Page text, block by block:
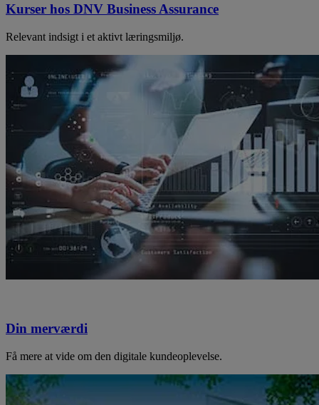
Kurser hos DNV Business Assurance
Relevant indsigt i et aktivt læringsmiljø.
Din merværdi
Få mere at vide om den digitale kundeoplevelse.